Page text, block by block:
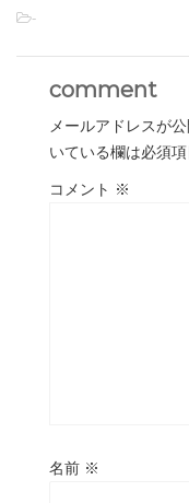
-
comment
メールアドレスが
いている欄は必須
コメント ※
名前 ※